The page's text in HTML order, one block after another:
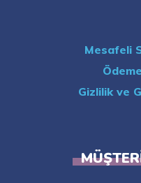
Mesafeli
Gizlilik ve